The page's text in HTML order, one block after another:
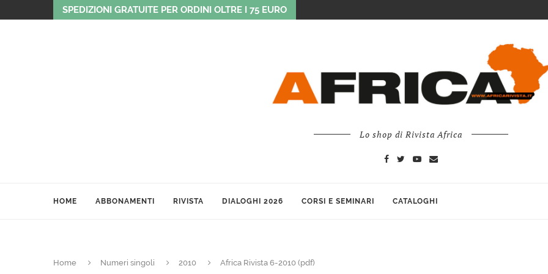
SPEDIZIONI GRATUITE PER ORDINI OLTRE I 75 EURO
Lo shop di Rivista Africa
HOME ABBONAMENTI RIVISTA DIALOGHI 2026 CORSI E SEMINARI CATALOGHI
Home Numeri singoli 2010 Africa Rivista 6-2010 (pdf)